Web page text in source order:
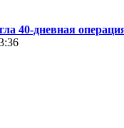
40-дневная